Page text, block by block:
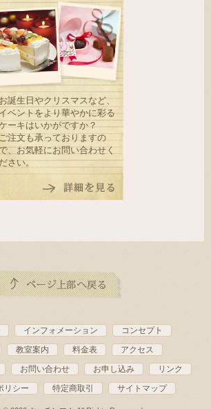
お誕生日やクリスマスなど、
イベントをより華やかに彩る
ーキはいかがですか？
注文も承っておりますの
、お気軽にお問い合わせく
ださい。
インフォメーション
コンセプト
教室案内 料金表
アクセス
お問い合わせ お申し込み
リンク
リシー
特定商取引 サイトマップ